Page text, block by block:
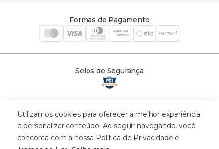
Cadastre-se
Formas de Pagamento
Selos de Segurança
© 2025 Trinys Indústria e Comércio Ltda - Todos os direitos reservados
| CNPJ: 59.907.634/0001-75 | Rua Santa Augusta, 409 - Vila
Califórnia - Osvaldo Cruz - SP - CEP: 17702-316.
Utilizamos cookies para oferecer a melhor experiência
e personalizar conteúdo. Ao seguir navegando, você
concorda com a nossa Política de Privacidade e